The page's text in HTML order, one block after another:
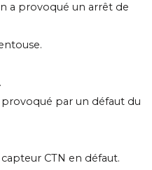
a provoqué un arrêt de
par un défaut du
CTN en défaut.